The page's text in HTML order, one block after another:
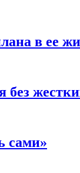
в ее
сами»